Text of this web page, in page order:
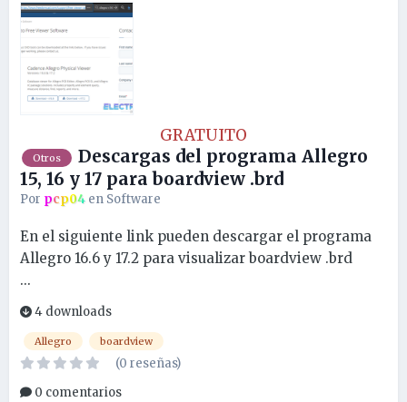
GRATUITO
Otros
Descargas del programa Allegro
15, 16 y 17 para boardview .brd
Por pcp04 en Software
En el siguiente link pueden descargar el programa
Allegro 16.6 y 17.2 para visualizar boardview .brd
...
4 downloads
Allegro boardview
(0 reseñas)
0 comentarios